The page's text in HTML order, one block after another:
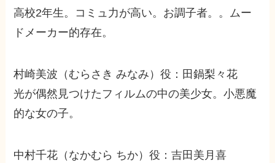
高校2年生。コミュ力が高い。お調子者。。ムー
ドメーカー的存在。
村崎美波（むらさき みなみ）役：田鍋梨々花
光が偶然見つけたフィルムの中の美少女。小悪魔
的な女の子。
中村千花（なかむら ちか）役：吉田美月喜